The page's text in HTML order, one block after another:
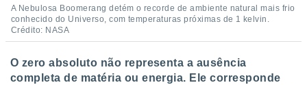
A Nebulosa Boomerang detém o recorde de ambiente natural mais frio
conhecido do Universo, com temperaturas próximas de 1 kelvin.
Crédito: NASA
O zero absoluto não representa a ausência
completa de matéria ou energia. Ele corresponde